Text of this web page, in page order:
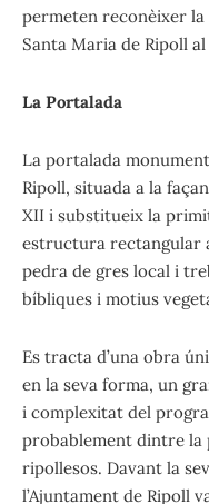
permeten reconèixer
Santa Maria de Ripoll
La Portalada
La portalada
Ripoll, situada a la
XII i substitueix la
estructura rectangular
pedra de gres local i
bíbliques i motius
Es tracta d’una obra
en la seva forma, un
i complexitat del
probablement dintre la
ripollesos. Davant la
l’Ajuntament de Ripoll